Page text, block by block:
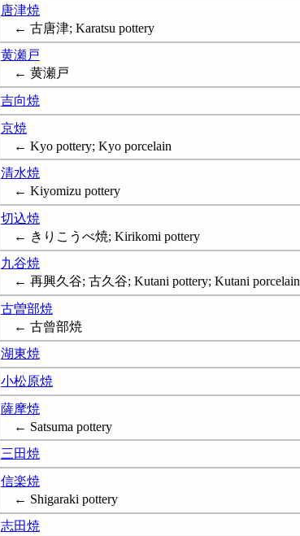
唐津焼
← 古唐津; Karatsu pottery
黄瀬戸
← 黄瀬戸
吉向焼
京焼
← Kyo pottery; Kyo porcelain
清水焼
← Kiyomizu pottery
切込焼
← きりこうべ焼; Kirikomi pottery
九谷焼
← 再興久谷; 古久谷; Kutani pottery; Kutani porcelain
古曽部焼
← 古曾部焼
湖東焼
小松原焼
薩摩焼
← Satsuma pottery
三田焼
信楽焼
← Shigaraki pottery
志田焼